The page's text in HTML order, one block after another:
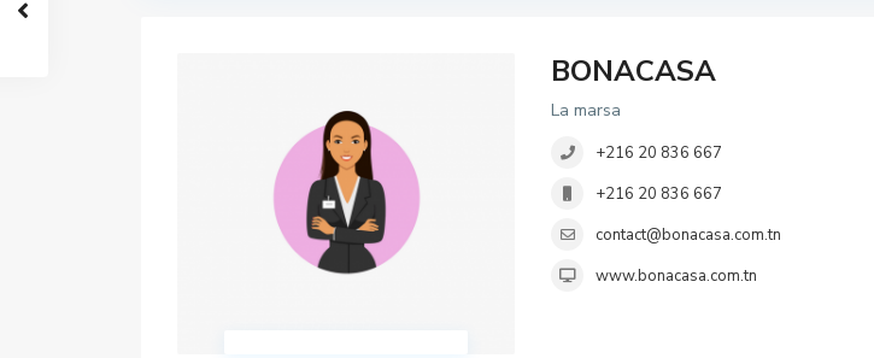
BONACASA
La marsa
+216 20 836 667
+216 20 836 667
contact@bonacasa.com.tn
www.bonacasa.com.tn